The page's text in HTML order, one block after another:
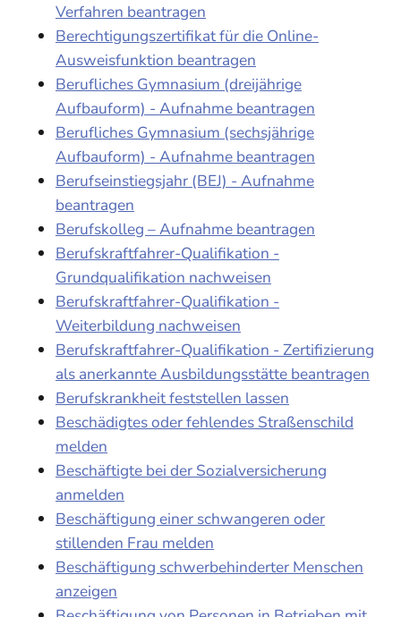
Verfahren beantragen
Berechtigungszertifikat für die Online-
Ausweisfunktion beantragen
Berufliches Gymnasium (dreijährige
Aufbauform) - Aufnahme beantragen
Berufliches Gymnasium (sechsjährige
Aufbauform) - Aufnahme beantragen
Berufseinstiegsjahr (BEJ) - Aufnahme
beantragen
Berufskolleg – Aufnahme beantragen
Berufskraftfahrer-Qualifikation -
Grundqualifikation nachweisen
Berufskraftfahrer-Qualifikation -
Weiterbildung nachweisen
Berufskraftfahrer-Qualifikation - Zertifizierung
als anerkannte Ausbildungsstätte beantragen
Berufskrankheit feststellen lassen
Beschädigtes oder fehlendes Straßenschild
melden
Beschäftigte bei der Sozialversicherung
anmelden
Beschäftigung einer schwangeren oder
stillenden Frau melden
Beschäftigung schwerbehinderter Menschen
anzeigen